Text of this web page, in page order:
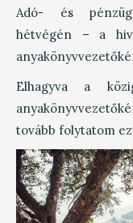
Adó- és
hétvégén – a
Elhagyva a
tovább folytatom